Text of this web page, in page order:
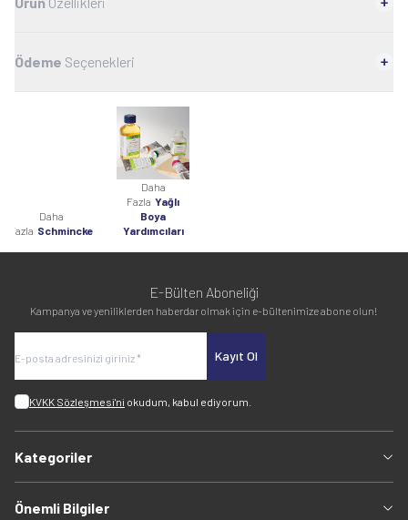
Ödeme Seçenekleri
Daha
Fazla Schmincke
Daha
Fazla Yağlı
Boya
Yardımcıları
E-Bülten Aboneliği
Kampanya ve yeniliklerden haberdar olmak için e-bültenimize abone olun!
Kayıt Ol
KVKK Sözleşmesi'ni okudum, kabul ediyorum.
Kategoriler
Önemli Bilgiler